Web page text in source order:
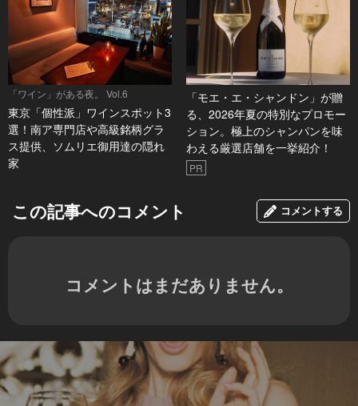
「ワイン」がある夜。 Vol.6
東京「個性派」ワインスポット3
選！南ア専門店や高級銘柄グラ
ス提供、ソムリエ御用達の隠れ
家
「モエ・エ・シャンドン」が贈
る、2026年夏の特別なプロモー
ション。極上のシャンパンを味
わえる厳選店舗を一挙紹介！
PR
この記事へのコメント コメントする
コメントはまだありません。